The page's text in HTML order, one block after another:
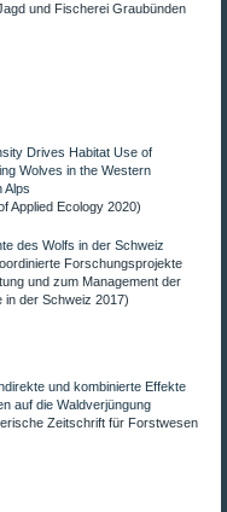
und Fischerei Graubünden
Drives Habitat Use of
Wolves in the Western
Alps
Applied Ecology 2020)
des Wolfs in der Schweiz
Forschungsprojekte
und zum Management der
in der Schweiz 2017)
und kombinierte Effekte
auf die Waldverjüngung
Zeitschrift für Forstwesen